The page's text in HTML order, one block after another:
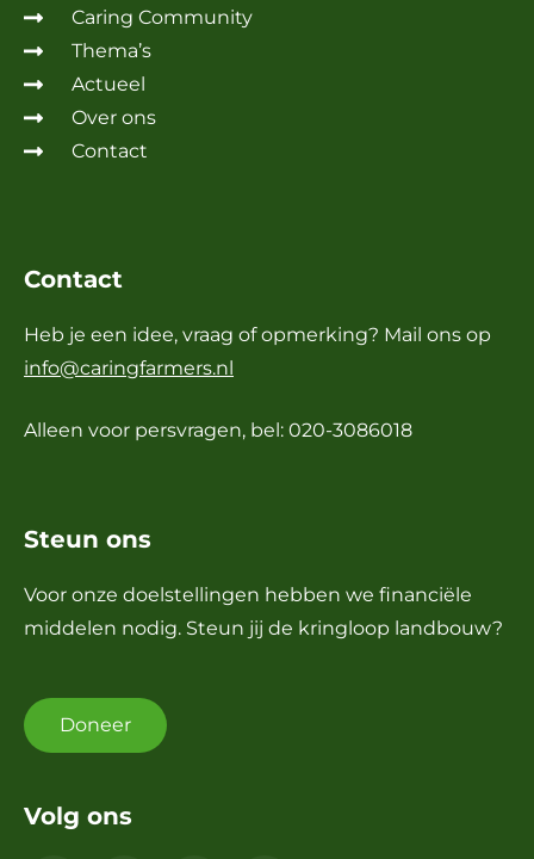
Caring Community
Thema’s
Actueel
Over ons
Contact
Contact
Heb je een idee, vraag of opmerking? Mail ons op
info@caringfarmers.nl
Alleen voor persvragen, bel: 020-3086018
Steun ons
Voor onze doelstellingen hebben we financiële
middelen nodig. Steun jij de kringloop landbouw?
Doneer
Volg ons